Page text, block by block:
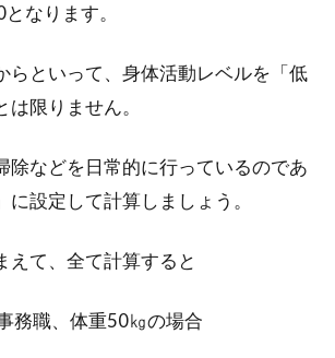
甘酒は酒粕がダイエット向き？発酵
酒粕の甘酒は、米麹のものと比べてそれほど飲
なります。
らといって、身体活動レベルを「低
限りません。
除などを日常的に行っているのであ
に設定して計算しましょう。
えて、全て計算すると
務職、体重50㎏の場合